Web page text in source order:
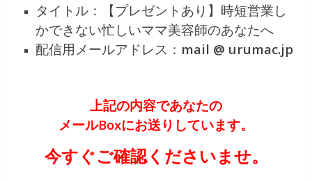
タイトル：【プレゼントあり】時短営業し
かできない忙しいママ美容師のあなたへ
配信用メールアドレス： mail @ urumac.jp
上記の内容であなたの
メールBoxにお送りしています。
今すぐご確認くださいませ。